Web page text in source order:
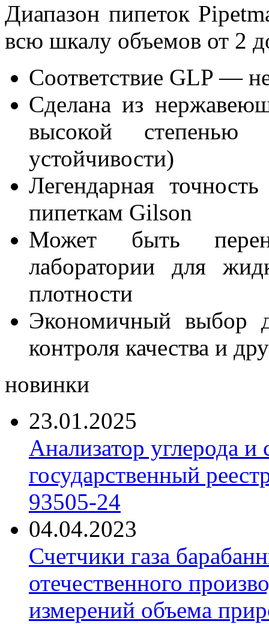
Диапазон пипеток
всю шкалу объемов от 2
Соответствие GLP —
Сделана из
высокой степенью
устойчивости)
Легендарная
пипеткам Gilson
Может быть
лаборатории для
плотности
Экономичный выбор
контроля качества и
новинки
23.01.2025
Анализатор углерода
государственный
93505-24
04.04.2023
Счетчики газа
отечественного
измерений объема